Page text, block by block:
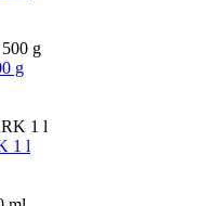
g
1 l